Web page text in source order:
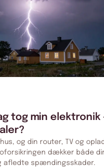
tog min elektronik
og din router, TV og
dækker både
afledte spændingsskader.